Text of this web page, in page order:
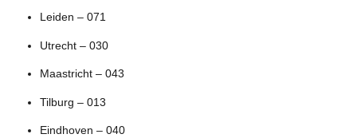
Leiden – 071
Utrecht – 030
Maastricht – 043
Tilburg – 013
Eindhoven – 040